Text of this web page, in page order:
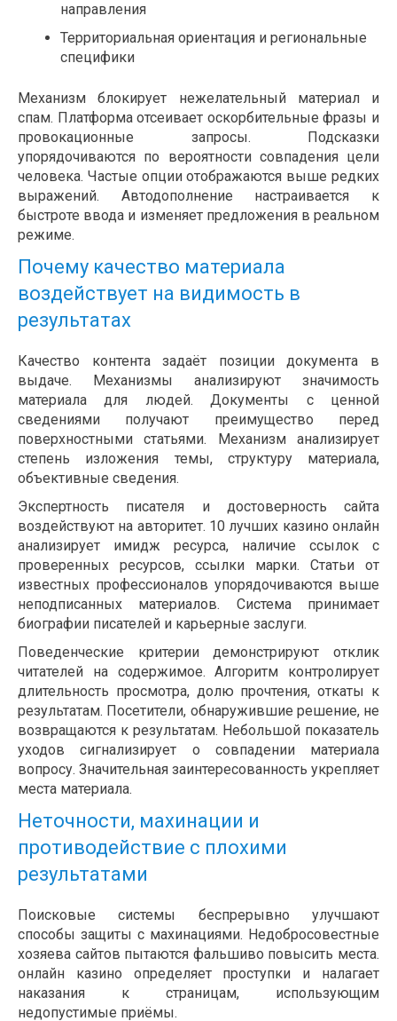
направления
Территориальная ориентация и региональные
специфики
Механизм блокирует нежелательный материал и
спам. Платформа отсеивает оскорбительные фразы и
провокационные запросы. Подсказки
упорядочиваются по вероятности совпадения цели
человека. Частые опции отображаются выше редких
выражений. Автодополнение настраивается к
быстроте ввода и изменяет предложения в реальном
режиме.
Почему качество материала
воздействует на видимость в
результатах
Качество контента задаёт позиции документа в
выдаче. Механизмы анализируют значимость
материала для людей. Документы с ценной
сведениями получают преимущество перед
поверхностными статьями. Механизм анализирует
степень изложения темы, структуру материала,
объективные сведения.
Экспертность писателя и достоверность сайта
воздействуют на авторитет. 10 лучших казино онлайн
анализирует имидж ресурса, наличие ссылок с
проверенных ресурсов, ссылки марки. Статьи от
известных профессионалов упорядочиваются выше
неподписанных материалов. Система принимает
биографии писателей и карьерные заслуги.
Поведенческие критерии демонстрируют отклик
читателей на содержимое. Алгоритм контролирует
длительность просмотра, долю прочтения, откаты к
результатам. Посетители, обнаружившие решение, не
возвращаются к результатам. Небольшой показатель
уходов сигнализирует о совпадении материала
вопросу. Значительная заинтересованность укрепляет
места материала.
Неточности, махинации и
противодействие с плохими
результатами
Поисковые системы беспрерывно улучшают
способы защиты с махинациями. Недобросовестные
хозяева сайтов пытаются фальшиво повысить места.
онлайн казино определяет проступки и налагает
наказания к страницам, использующим
недопустимые приёмы.